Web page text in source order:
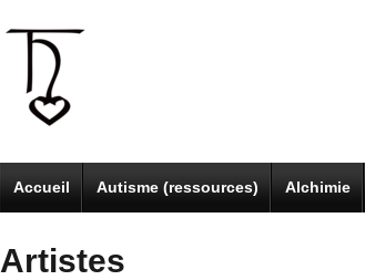
Accueil Autisme (ressources) Alchimie
Artistes